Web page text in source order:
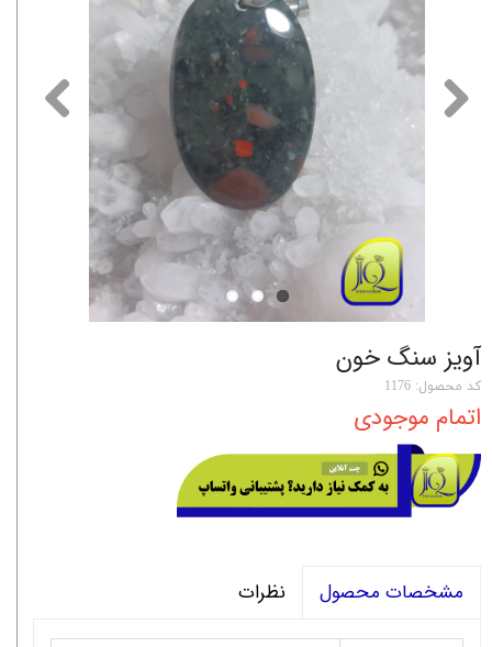
آویز سنگ خون
کد محصول: 1176
اتمام موجودی
مشخصات محصول نظرات